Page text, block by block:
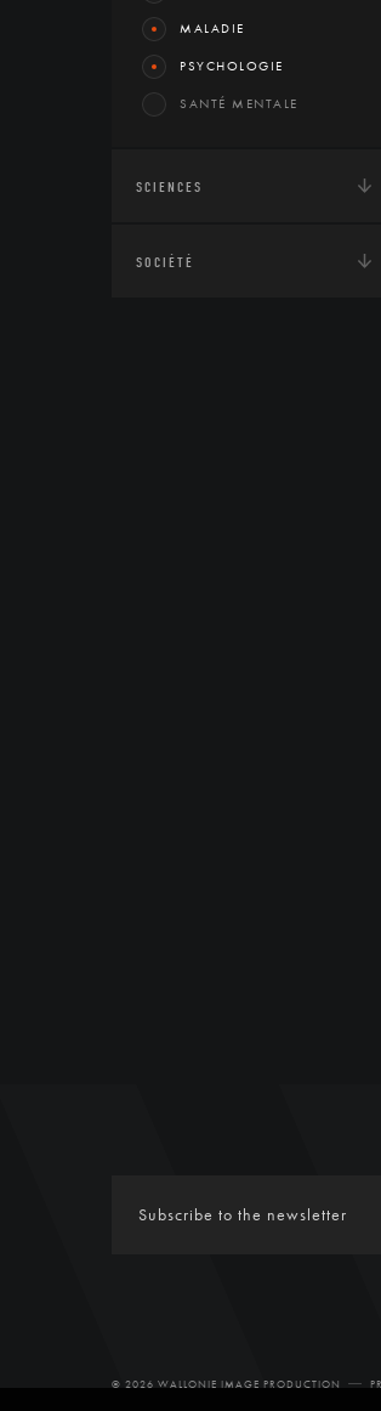
MALADIE
PSYCHOLOGIE
SANTÉ MENTALE
SCIENCES
SOCIÉTÉ
© 2026 WALLONIE IMAGE PRODUCTION